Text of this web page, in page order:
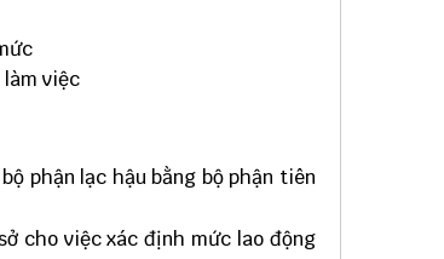
việc
phận lạc hậu bằng bộ phận tiên
cho việc xác định mức lao động